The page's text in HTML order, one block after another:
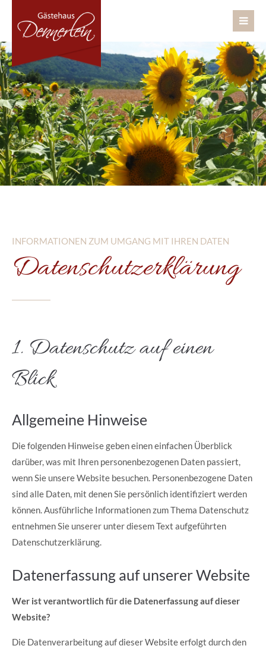
INFORMATIONEN ZUM UMGANG MIT IHREN DATEN
Datenschutzerklärung
1. Datenschutz auf einen
Blick
Allgemeine Hinweise
Die folgenden Hinweise geben einen einfachen Überblick
darüber, was mit Ihren personenbezogenen Daten passiert,
wenn Sie unsere Website besuchen. Personenbezogene Daten
sind alle Daten, mit denen Sie persönlich identifiziert werden
können. Ausführliche Informationen zum Thema Datenschutz
entnehmen Sie unserer unter diesem Text aufgeführten
Datenschutzerklärung.
Datenerfassung auf unserer Website
Wer ist verantwortlich für die Datenerfassung auf dieser
Website?
Die Datenverarbeitung auf dieser Website erfolgt durch den